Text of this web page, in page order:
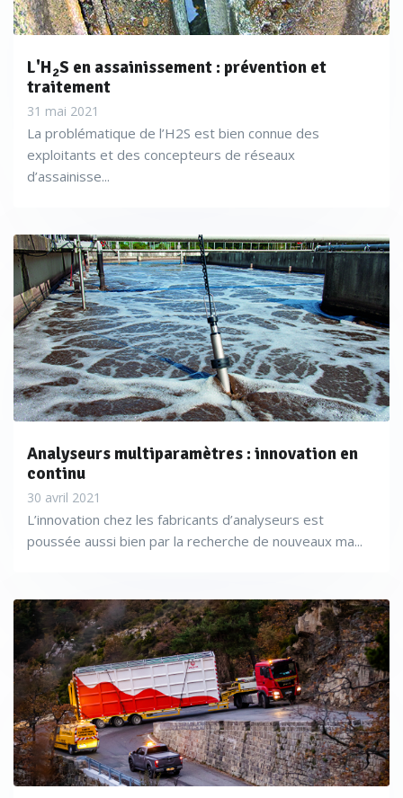
L'H2S en assainissement : prévention et
traitement
31 mai 2021
La problématique de l’H2S est bien connue des
exploitants et des concepteurs de réseaux
d’assainisse...
Analyseurs multiparamètres : innovation en
continu
30 avril 2021
L’innovation chez les fabricants d’analyseurs est
poussée aussi bien par la recherche de nouveaux ma...